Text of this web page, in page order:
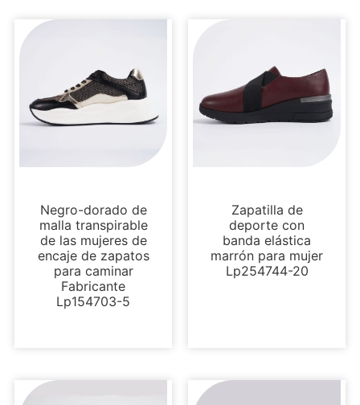
Negro-dorado de
malla transpirable
de las mujeres de
encaje de zapatos
para caminar
Fabricante
Lp154703-5
Zapatilla de
deporte con
banda elástica
marrón para mujer
Lp254744-20